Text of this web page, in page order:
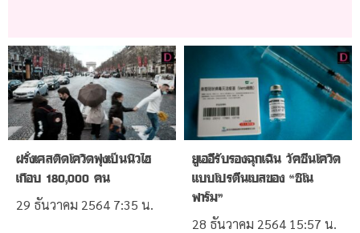
ฝรั่งเศสติดโควิดพุ่งเป็นนิวไฮ
เกือบ 180,000 คน
29 ธันวาคม 2564 7:35 น.
ยูเออีรับรองฉุกเฉิน วัคซีนโควิด
แบบโปรตีนเบสของ “ซิโน
ฟาร์ม”
28 ธันวาคม 2564 15:57 น.